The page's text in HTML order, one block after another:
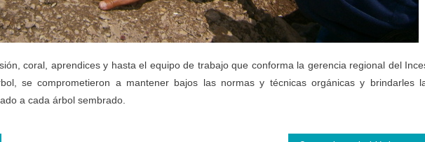
coral, aprendices y hasta el equipo de trabajo que conforma la gerencia regional del
se comprometieron a mantener bajos las normas y técnicas orgánicas y brindarles
a cada árbol sembrado.